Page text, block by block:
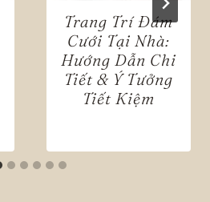
Trang Trí Đám
Cưới Tại Nhà:
Hướng Dẫn Chi
Tiết & Ý Tưởng
Tiết Kiệm